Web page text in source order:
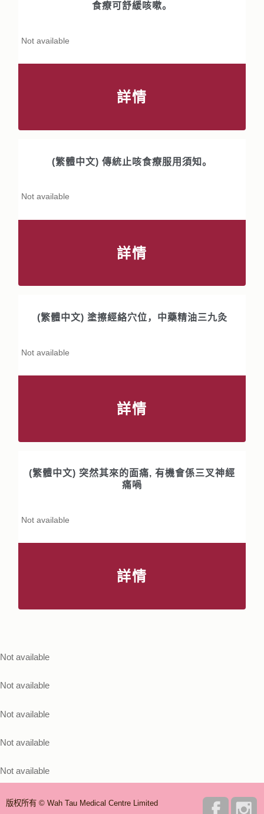
食療可舒緩咳嗽。
Not available
詳情
(繁體中文) 傳統止咳食療服用須知。
Not available
詳情
(繁體中文) 塗擦經絡穴位，中藥精油三九灸
Not available
詳情
(繁體中文) 突然其來的面痛, 有機會係三叉神經
痛喎
Not available
詳情
版权所有 © Wah Tau Medical Centre Limited
Not available
Not available
Not available
Not available
Not available